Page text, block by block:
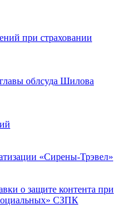
при страховании
облсуда Шилова
«Сирены-Трэвел»
о защите контента при
СЗПК